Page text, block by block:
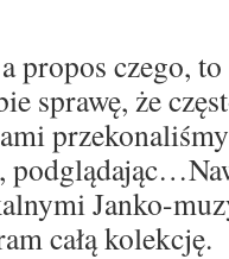
propos czego,
sprawę, że
Janko-
całą kolekcję.